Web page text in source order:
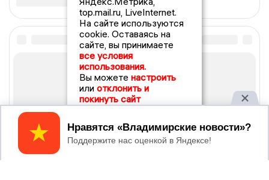
top.mail.ru, LiveInternet.
На сайте используются
cookie. Оставаясь на
сайте, вы принимаете
все условия
использования.
Вы можете настроить
или отклонить и
покинуть сайт
Принять